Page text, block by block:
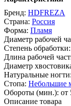
Бренд: HDFREZA
Страна: Россия
Форма: Пламя
Диаметр рабочей
Степень обработки:
Длина рабочей
Диаметр
Натуральные ногти:
Стопа: Небольшие
Обороты (мин.): от
Описание товара